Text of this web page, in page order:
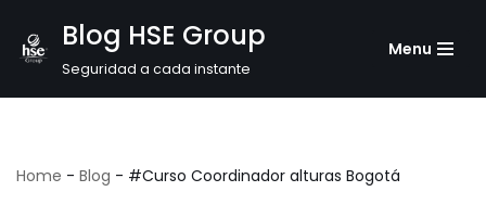
Saltar
Blog HSE Group
Seguridad a cada instante
Menu
Home - Blog - #Curso Coordinador alturas Bogotá